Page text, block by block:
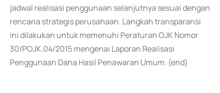
jadwal realisasi penggunaan selanjutnya sesuai dengan
rencana strategis perusahaan. Langkah transparansi
ini dilakukan untuk memenuhi Peraturan OJK Nomor
30/POJK.04/2015 mengenai Laporan Realisasi
Penggunaan Dana Hasil Penawaran Umum. (end)